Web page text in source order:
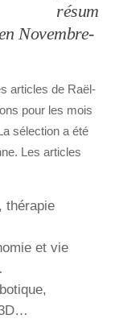
résum
Novembre-
articles de Raël-
pour les mois
sélection a été
Les articles
thérapie
et vie